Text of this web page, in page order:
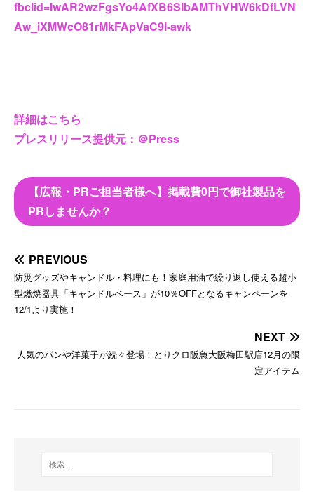
fbclid=IwAR2wzFgsYo4AfXB6SIbAMThVHW6kDfLVN
Aw_iXMWcO81rMkFApVaC9l-awk
詳細はこちら
プレスリリース提供元：＠Press
【広報・PRご担当者様へ】掲載費0円で御社製品を
PRしませんか？
PREVIOUS
防災グッズやキャンドル・料理にも！家庭用油で繰り返し使える超小
型燃焼器具「キャンドルベース」が10％OFFとなるキャンペーンを
12/1より実施！
NEXT
人気のパンや洋菓子が続々登場！とりクロ阪急大阪梅田駅店12月の限
定アイテム